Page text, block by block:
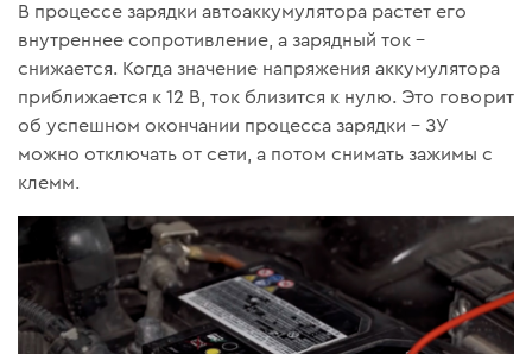
В процессе зарядки автоаккумулятора растет его
внутреннее сопротивление, а зарядный ток –
снижается. Когда значение напряжения аккумулятора
приближается к 12 В, ток близится к нулю. Это говорит
об успешном окончании процесса зарядки – ЗУ
можно отключать от сети, а потом снимать зажимы с
клемм.